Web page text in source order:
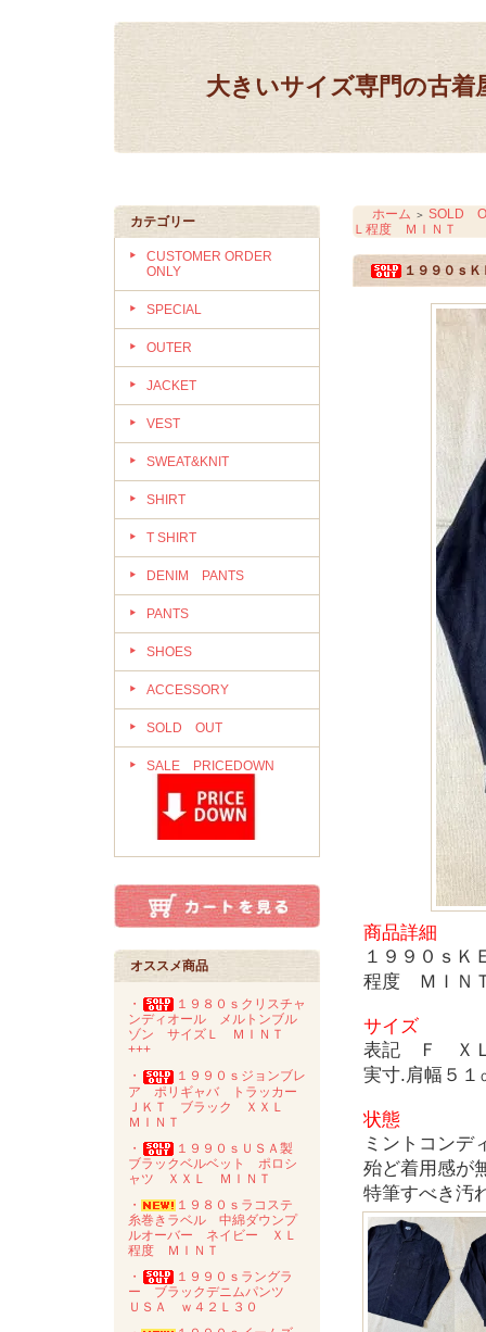
大きいサイズ専門の古
カテゴリー
CUSTOMER ORDER
ONLY
SPECIAL
OUTER
JACKET
VEST
SWEAT&KNIT
SHIRT
T SHIRT
DENIM PANTS
PANTS
SHOES
ACCESSORY
SOLD OUT
SALE PRICEDOWN
オススメ商品
・
１９８０ｓクリスチャ
ンディオール メルトンブル
ゾン サイズＬ ＭＩＮＴ
+++
・
１９９０ｓジョンブレ
ア ポリギャバ トラッカー
ＪＫＴ ブラック ＸＸＬ
ＭＩＮＴ
・
１９９０ｓＵＳＡ製
ブラックベルベット ポロシ
ャツ ＸＸＬ ＭＩＮＴ
・
１９８０ｓラコステ
糸巻きラベル 中綿ダウンプ
ルオーバー ネイビー ＸＬ
程度 ＭＩＮＴ
・
１９９０ｓラングラ
ー ブラックデニムパンツ
ＵＳＡ ｗ４２Ｌ３０
ホーム ＞ SOLD
Ｌ程度 ＭＩＮＴ
１９９０ｓ
商品詳細
１９９０ｓ
程度 ＭＩＮ
サイズ
表記 Ｆ Ｘ
実寸.肩幅５１
状態
ミントコンデ
殆ど着用感が
特筆すべき汚